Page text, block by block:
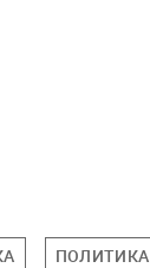
ПОЛИТИКА